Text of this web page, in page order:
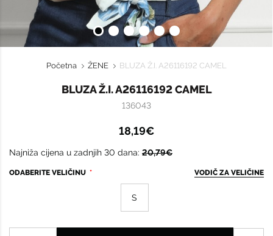
Početna ŽENE BLUZA Ž.I. A26116192 CAMEL
BLUZA Ž.I. A26116192 CAMEL
136043
18,19€
Najniža cijena u zadnjih 30 dana: 20,79€
ODABERITE VELIČINU VODIČ ZA VELIČINE
S